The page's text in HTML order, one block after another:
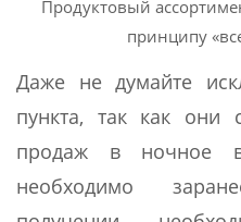
Продуктовый
принципу
Даже не думайте
пункта, так как они
продаж в ночное
необходимо